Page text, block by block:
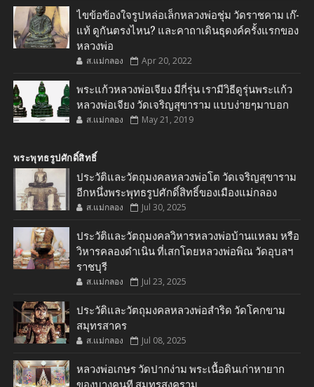
ไขข้อข้องใจรูปหล่อเล็กหลวงพ่อชุ่ม วัดราชคาม เก๊-
แท้ ดูกันตรงไหน? และคาถาเดินธุดงค์ครั้งแรกของ
หลวงพ่อ
ส.แม่กลอง Apr 20, 2022
พระแก้วหลวงพ่อเจียง มีกี่รุ่น เรามีวิธีดูรุ่นพระแก้ว
หลวงพ่อเจียง วัดเจริญสุขาราม แบบง่ายๆมาบอก
ส.แม่กลอง May 21, 2019
พระพุทธรูปศักดิ์สิทธิ์
ประวัติและวัตถุมงคลหลวงพ่อโต วัดเจริญสุขาราม
อีกหนึ่งพระพุทธรูปศักดิ์สิทธิ์ของเมืองแม่กลอง
ส.แม่กลอง Jul 30, 2025
ประวัติและวัตถุมงคลวิหารหลวงพ่อบ้านแหลม หรือ
วิหารคลองดำเนิน ที่เสกโดยหลวงพ่อพิณ วัดอุบลฯ
ราชบุรี
ส.แม่กลอง Jul 23, 2025
ประวัติและวัตถุมงคลหลวงพ่อสำริด วัดโคกขาม
สมุทรสาคร
ส.แม่กลอง Jul 08, 2025
หลวงพ่อเกษร วัดปากง่าม พระเนื้อดินเก่าหายาก
ของบางคนที สมุทรสงคราม